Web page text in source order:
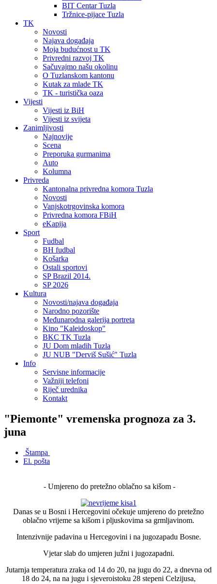
BIT Centar Tuzla
Tržnice-pijace Tuzla
TK
Novosti
Najava događaja
Moja budućnost u TK
Privredni razvoj TK
Sačuvajmo našu okolinu
O Tuzlanskom kantonu
Kutak za mlade TK
TK - turistička oaza
Vijesti
Vijesti iz BiH
Vijesti iz svijeta
Zanimljivosti
Najnovije
Scena
Preporuka gurmanima
Auto
Kolumna
Privreda
Kantonalna privredna komora Tuzla
Novosti
Vanjskotrgovinska komora
Privredna komora FBiH
eKapija
Sport
Fudbal
BH fudbal
Košarka
Ostali sportovi
SP Brazil 2014.
SP 2026
Kultura
Novosti/najava događaja
Narodno pozorište
Međunarodna galerija portreta
Kino "Kaleidoskop"
BKC TK Tuzla
JU Dom mladih Tuzla
JU NUB "Derviš Sušić" Tuzla
Info
Servisne informacije
Važniji telefoni
Riječ urednika
Kontakt
"Piemonte" vremenska prognoza za 3.
juna
Štampa
El. pošta
- Umjereno do pretežno oblačno sa kišom -
Danas se u Bosni i Hercegovini očekuje umjereno do pretežno
oblačno vrijeme sa kišom i pljuskovima sa grmljavinom.
Intenzivnije padavina u Hercegovini i na jugozapadu Bosne.
Vjetar slab do umjeren južni i jugozapadni.
Jutarnja temperatura zraka od 14 do 20, na jugu do 22, a dnevna od
18 do 24, na na jugu i sjeveroistoku 28 stepeni Celzijusa,